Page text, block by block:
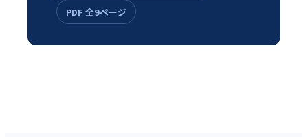
PDF 全9ページ